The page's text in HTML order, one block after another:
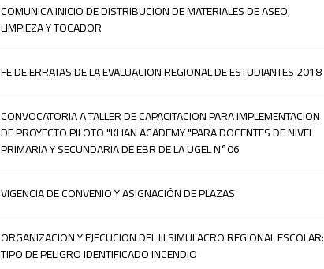
COMUNICA INICIO DE DISTRIBUCION DE MATERIALES DE ASEO,
LIMPIEZA Y TOCADOR
FE DE ERRATAS DE LA EVALUACION REGIONAL DE ESTUDIANTES 2018
CONVOCATORIA A TALLER DE CAPACITACION PARA IMPLEMENTACION
DE PROYECTO PILOTO "KHAN ACADEMY "PARA DOCENTES DE NIVEL
PRIMARIA Y SECUNDARIA DE EBR DE LA UGEL N°06
VIGENCIA DE CONVENIO Y ASIGNACIÓN DE PLAZAS
ORGANIZACION Y EJECUCION DEL III SIMULACRO REGIONAL ESCOLAR:
TIPO DE PELIGRO IDENTIFICADO INCENDIO